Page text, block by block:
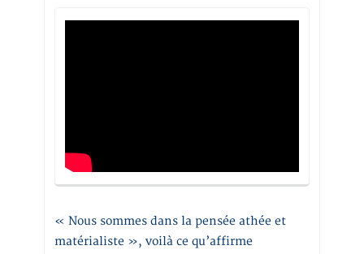
« Nous sommes dans la pensée athée et
matérialiste », voilà ce qu’affirme